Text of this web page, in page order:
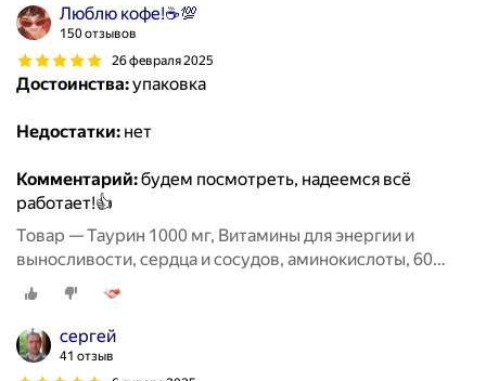
Люблю кофе!☕💯
150 отзывов
26 февраля 2025
Достоинства:упаковка
Недостатки: нет
Комментарий:будем посмотреть, надеемся всё
работает!👍
Товар — Таурин 1000 мг, Витамины для энергии и
выносливости, сердца и сосудов, аминокислоты, 60
капсул / MedCraft
сергей
41 отзыв